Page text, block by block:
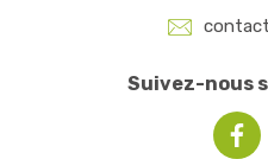
Suivez-nous